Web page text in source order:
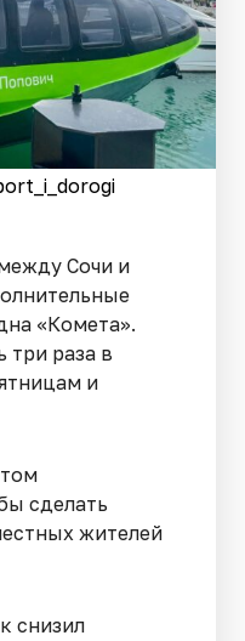
Сочи и
«Комета».
три раза в
и
сделать
жителей
снизил